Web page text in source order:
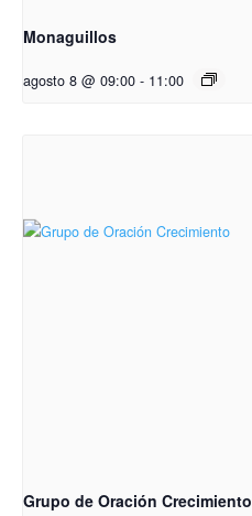
Monaguillos
agosto 8 @ 09:00 - 11:00
Grupo de Oración Crecimiento